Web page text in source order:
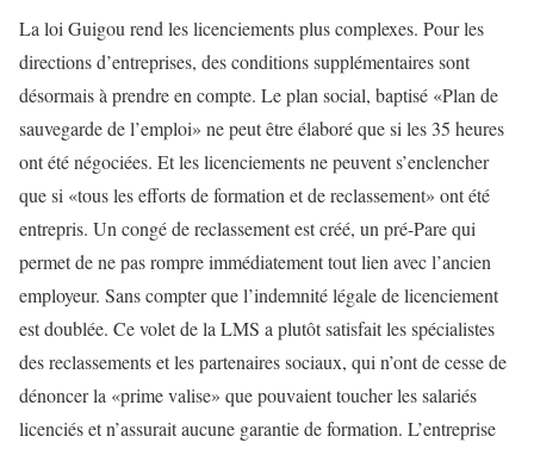
La loi Guigou rend les licenciements plus complexes. Pour les
directions d’entreprises, des conditions supplémentaires sont
désormais à prendre en compte. Le plan social, baptisé «Plan de
sauvegarde de l’emploi» ne peut être élaboré que si les 35 heures
ont été négociées. Et les licenciements ne peuvent s’enclencher
que si «tous les efforts de formation et de reclassement» ont été
entrepris. Un congé de reclassement est créé, un pré-Pare qui
permet de ne pas rompre immédiatement tout lien avec l’ancien
employeur. Sans compter que l’indemnité légale de licenciement
est doublée. Ce volet de la LMS a plutôt satisfait les spécialistes
des reclassements et les partenaires sociaux, qui n’ont de cesse de
dénoncer la «prime valise» que pouvaient toucher les salariés
licenciés et n’assurait aucune garantie de formation. L’entreprise